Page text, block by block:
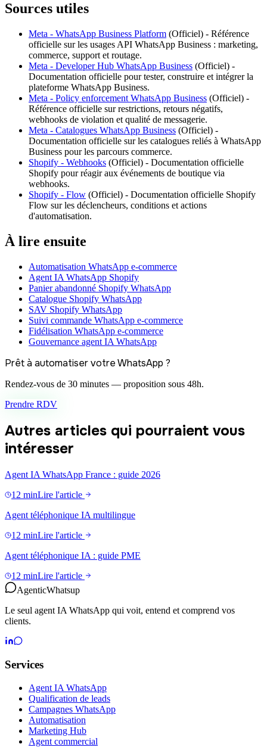
Sources utiles
Meta - WhatsApp Business Platform (Officiel) - Référence
officielle sur les usages API WhatsApp Business : marketing,
commerce, support et routage.
Meta - Developer Hub WhatsApp Business (Officiel) -
Documentation officielle pour tester, construire et intégrer la
plateforme WhatsApp Business.
Meta - Policy enforcement WhatsApp Business (Officiel) -
Référence officielle sur restrictions, retours négatifs,
webhooks de violation et qualité de messagerie.
Meta - Catalogues WhatsApp Business (Officiel) -
Documentation officielle sur les catalogues reliés à WhatsApp
Business pour les parcours commerce.
Shopify - Webhooks (Officiel) - Documentation officielle
Shopify pour réagir aux événements de boutique via
webhooks.
Shopify - Flow (Officiel) - Documentation officielle Shopify
Flow sur les déclencheurs, conditions et actions
d'automatisation.
À lire ensuite
Automatisation WhatsApp e-commerce
Agent IA WhatsApp Shopify
Panier abandonné Shopify WhatsApp
Catalogue Shopify WhatsApp
SAV Shopify WhatsApp
Suivi commande WhatsApp e-commerce
Fidélisation WhatsApp e-commerce
Gouvernance agent IA WhatsApp
Prêt à automatiser votre WhatsApp ?
Rendez-vous de 30 minutes — proposition sous 48h.
Prendre RDV
Autres articles qui pourraient vous
intéresser
Agent IA WhatsApp France : guide 2026
12 minLire l'article
Agent téléphonique IA multilingue
12 minLire l'article
Agent téléphonique IA : guide PME
12 minLire l'article
AgenticWhatsup
Le seul agent IA WhatsApp qui voit, entend et comprend vos
clients.
Services
Agent IA WhatsApp
Qualification de leads
Campagnes WhatsApp
Automatisation
Marketing Hub
Agent commercial